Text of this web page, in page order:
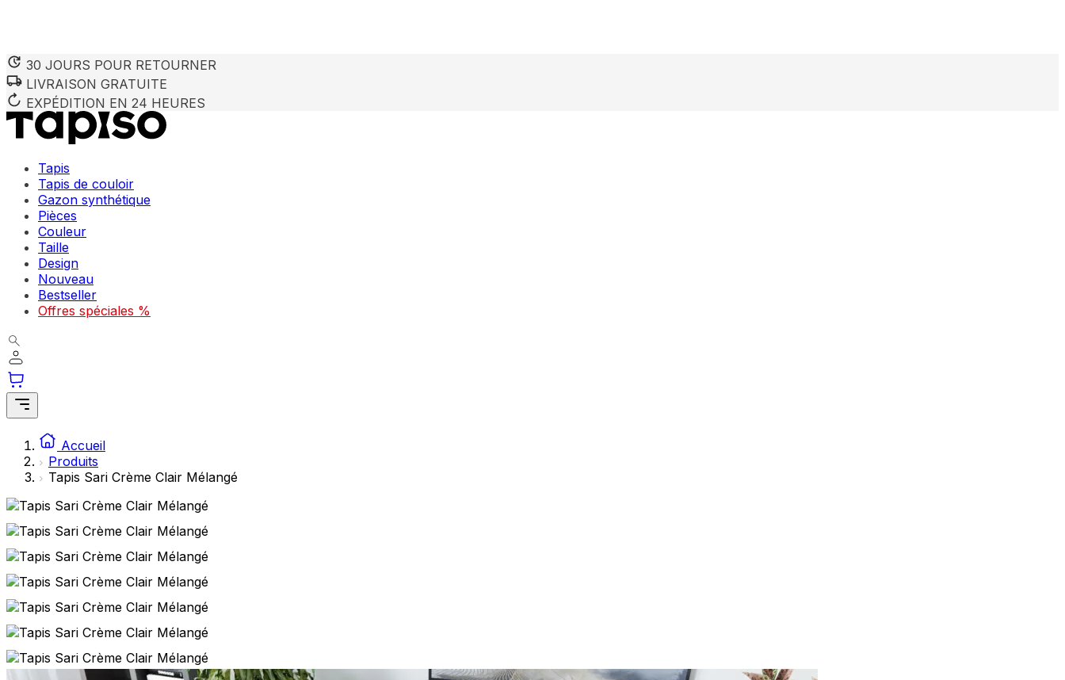
30 JOURS POUR RETOURNER
LIVRAISON GRATUITE
EXPÉDITION EN 24 HEURES
Tapis
Tapis de couloir
Gazon synthétique
Pièces
Couleur
Taille
Design
Nouveau
Bestseller
Offres spéciales %
Accueil
Produits
Tapis Sari Crème Clair Mélangé